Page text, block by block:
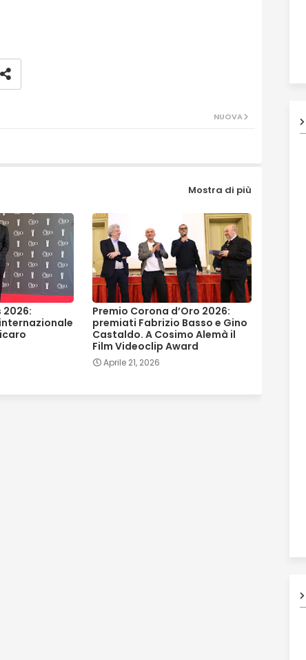
NUOVA
Mostra di più
2026:
Premio Corona d’Oro 2026:
premiati Fabrizio Basso e Gino
Castaldo. A Cosimo Alemà il
Film Videoclip Award
Aprile 21, 2026